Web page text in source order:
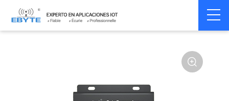
Home > Modem > Wireless modem LoRa wirelss modem
